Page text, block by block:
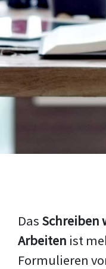
Das Schreiben
Arbeiten ist
Formulieren